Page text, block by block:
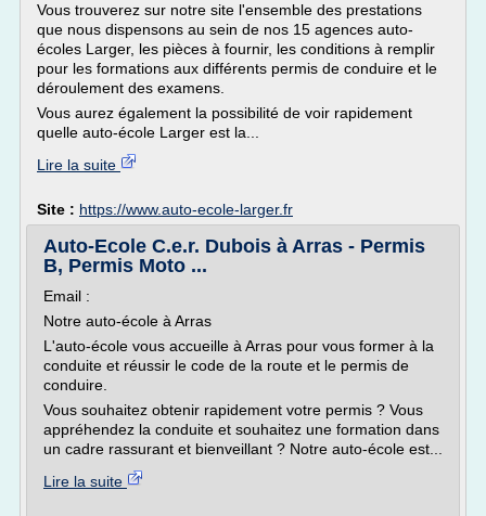
Vous trouverez sur notre site l'ensemble des prestations
que nous dispensons au sein de nos 15 agences auto-
écoles Larger, les pièces à fournir, les conditions à remplir
pour les formations aux différents permis de conduire et le
déroulement des examens.
Vous aurez également la possibilité de voir rapidement
quelle auto-école Larger est la...
Lire la suite
Site : https://www.auto-ecole-larger.fr
Auto-Ecole C.e.r. Dubois à Arras - Permis
B, Permis Moto ...
Email :
Notre auto-école à Arras
L'auto-école vous accueille à Arras pour vous former à la
conduite et réussir le code de la route et le permis de
conduire.
Vous souhaitez obtenir rapidement votre permis ? Vous
appréhendez la conduite et souhaitez une formation dans
un cadre rassurant et bienveillant ? Notre auto-école est...
Lire la suite